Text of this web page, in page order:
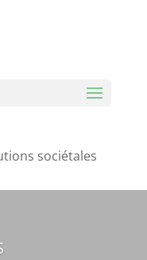
sociétales